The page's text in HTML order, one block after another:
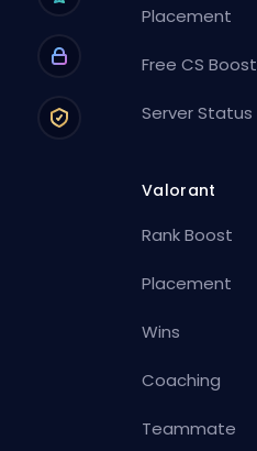
Placement
Free CS Boost
Server Status
Valorant
Rank Boost
Placement
Wins
Coaching
Teammate